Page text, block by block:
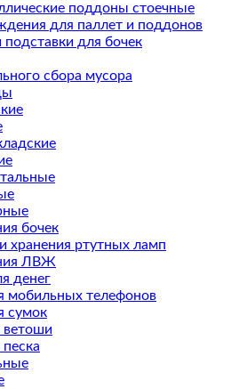
поддоны стоечные
для паллет и поддонов
для бочек
сбора мусора
бочек
хранения ртутных ламп
ЛВЖ
денег
мобильных телефонов
сумок